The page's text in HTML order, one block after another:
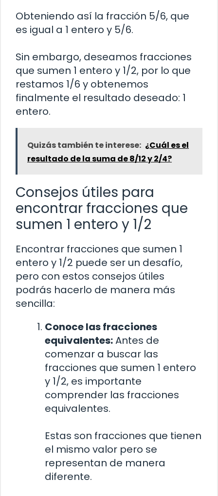
Obteniendo así la fracción 5/6, que
es igual a 1 entero y 5/6.
Sin embargo, deseamos fracciones
que sumen 1 entero y 1/2, por lo que
restamos 1/6 y obtenemos
finalmente el resultado deseado: 1
entero.
Quizás también te interese: ¿Cuál es el
resultado de la suma de 8/12 y 2/4?
Consejos útiles para
encontrar fracciones que
sumen 1 entero y 1/2
Encontrar fracciones que sumen 1
entero y 1/2 puede ser un desafío,
pero con estos consejos útiles
podrás hacerlo de manera más
sencilla:
Conoce las fracciones
equivalentes:Antes de
comenzar a buscar las
fracciones que sumen 1 entero
y 1/2, es importante
comprender las fracciones
equivalentes.
Estas son fracciones que tienen
el mismo valor pero se
representan de manera
diferente.